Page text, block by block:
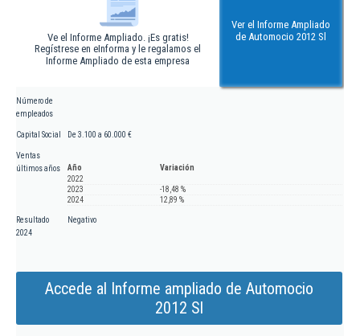
Ve el Informe Ampliado. ¡Es gratis!
Regístrese en eInforma y le regalamos el
Informe Ampliado de esta empresa
Ver el Informe Ampliado
de Automocio 2012 Sl
Número de
empleados
Capital Social De 3.100 a 60.000 €
Ventas
últimos años
Año
Variación
2022
2023
-18,48 %
2024
12,89 %
Resultado
2024
Negativo
Accede al Informe ampliado de Automocio
2012 Sl